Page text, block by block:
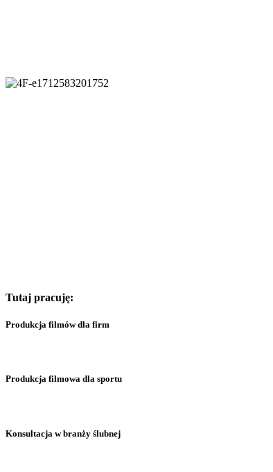
Tutaj pracuję:
Produkcja filmów dla firm
Produkcja filmowa dla sportu
Konsultacja w branży ślubnej